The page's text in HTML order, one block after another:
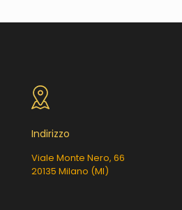
Indirizzo
Viale Monte Nero, 66
20135 Milano (MI)